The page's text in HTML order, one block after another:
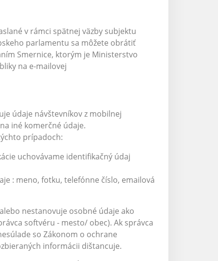
v rámci spätnej väzby subjektu
parlamentu sa môžete obrátiť
Smernice, ktorým je Ministerstvo
na e-mailovej
údaje návštevníkov z mobilnej
iné komerčné údaje.
prípadoch:
uchovávame identifikačný údaj
: meno, fotku, telefónne číslo, emailová
nestanovuje osobné údaje ako
softvéru - mesto/ obec). Ak správca
so Zákonom o ochrane
informácii dištancuje.